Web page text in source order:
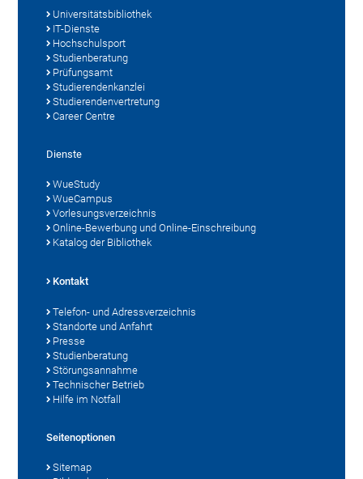
Universitätsbibliothek
IT-Dienste
Hochschulsport
Studienberatung
Prüfungsamt
Studierendenkanzlei
Studierendenvertretung
Career Centre
Dienste
WueStudy
WueCampus
Vorlesungsverzeichnis
Online-Bewerbung und Online-Einschreibung
Katalog der Bibliothek
Kontakt
Telefon- und Adressverzeichnis
Standorte und Anfahrt
Presse
Studienberatung
Störungsannahme
Technischer Betrieb
Hilfe im Notfall
Seitenoptionen
Sitemap